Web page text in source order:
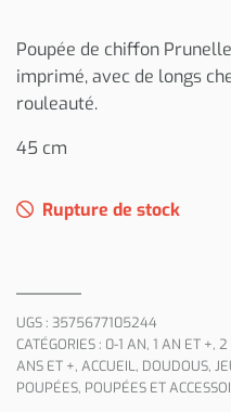
Poupée de chiffon
imprimé, avec de longs
rouleauté.
45 cm
Rupture de stock
UGS : 3575677105244
CATÉGORIES : 0-1 AN, 1 AN ET +, 2
ANS ET +, ACCUEIL, DOUDOUS,
POUPÉES, POUPÉES ET